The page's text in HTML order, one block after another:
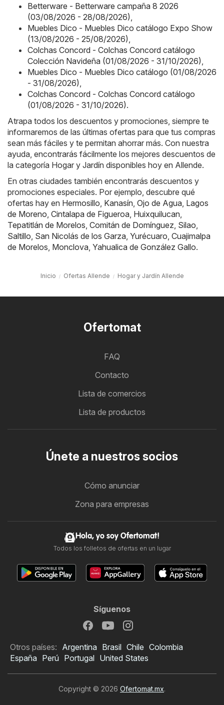
Betterware - Betterware campaña 8 2026
(03/08/2026 - 28/08/2026)
Muebles Dico - Muebles Dico catálogo Expo Show
(13/08/2026 - 25/08/2026)
Colchas Concord - Colchas Concord catálogo
Colección Navideña (01/08/2026 - 31/10/2026)
Muebles Dico - Muebles Dico catálogo (01/08/2026
- 31/08/2026)
Colchas Concord - Colchas Concord catálogo
(01/08/2026 - 31/10/2026).
Atrapa todos los descuentos y promociones, siempre te
informaremos de las últimas ofertas para que tus compras
sean más fáciles y te permitan ahorrar más. Con nuestra
ayuda, encontrarás fácilmente los mejores descuentos de
la categoría Hogar y Jardín disponibles hoy en Allende.
En otras ciudades también encontrarás descuentos y
promociones especiales. Por ejemplo, descubre qué
ofertas hay en Hermosillo Kanasín Ojo de Agua Lagos
de Moreno Cintalapa de Figueroa Huixquilucan
Tepatitlán de Morelos Comitán de Domínguez Silao
Saltillo San Nicolás de los Garza Yurécuaro Cuajimalpa
de Morelos Monclova Yahualica de González Gallo.
Inicio Ofertas Allende Hogar y Jardín Allende
Ofertomat
FAQ
Contacto
Lista de comercios
Lista de productos
Únete a nuestros socios
Cómo anunciar
Zona para empresas
Hola, yo soy Ofertomat!
Todos los folletos de ofertas en un lugar
Síguenos
Otros países: Argentina Brasil Chile Colombia
España Perú Portugal United States
Copyright © 2026 Ofertomat.mx.